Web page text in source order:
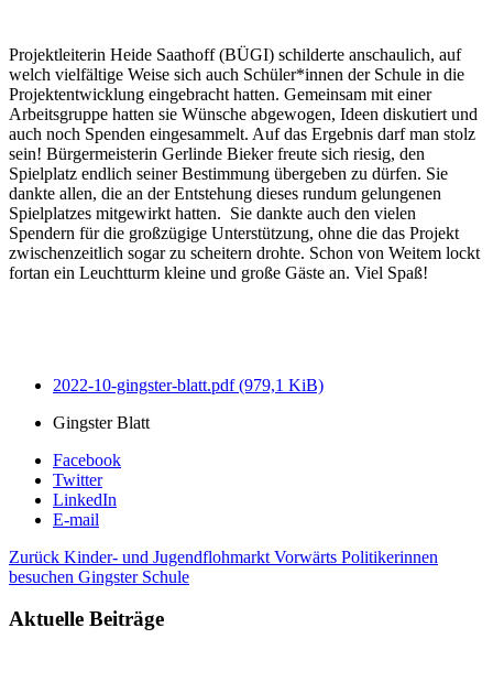
Projektleiterin Heide Saathoff (BÜGI) schilderte anschaulich, auf
welch vielfältige Weise sich auch Schüler*innen der Schule in die
Projektentwicklung eingebracht hatten. Gemeinsam mit einer
Arbeitsgruppe hatten sie Wünsche abgewogen, Ideen diskutiert und
auch noch Spenden eingesammelt. Auf das Ergebnis darf man stolz
sein! Bürgermeisterin Gerlinde Bieker freute sich riesig, den
Spielplatz endlich seiner Bestimmung übergeben zu dürfen. Sie
dankte allen, die an der Entstehung dieses rundum gelungenen
Spielplatzes mitgewirkt hatten. Sie dankte auch den vielen
Spendern für die großzügige Unterstützung, ohne die das Projekt
zwischenzeitlich sogar zu scheitern drohte. Schon von Weitem lockt
fortan ein Leuchtturm kleine und große Gäste an. Viel Spaß!
2022-10-gingster-blatt.pdf(979,1 KiB)
Gingster Blatt
Facebook
Twitter
LinkedIn
E-mail
Zurück Kinder- und Jugendflohmarkt Vorwärts Politikerinnen
besuchen Gingster Schule
Aktuelle Beiträge